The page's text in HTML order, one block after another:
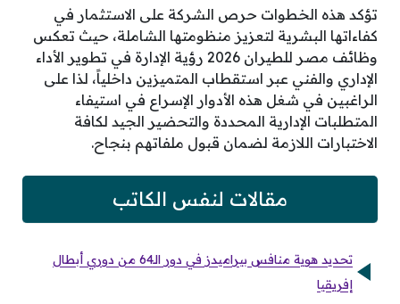
تؤكد هذه الخطوات حرص الشركة على الاستثمار في
كفاءاتها البشرية لتعزيز منظومتها الشاملة، حيث تعكس
وظائف مصر للطيران 2026 رؤية الإدارة في تطوير الأداء
الإداري والفني عبر استقطاب المتميزين داخلياً، لذا على
الراغبين في شغل هذه الأدوار الإسراع في استيفاء
المتطلبات الإدارية المحددة والتحضير الجيد لكافة
الاختبارات اللازمة لضمان قبول ملفاتهم بنجاح.
مقالات لنفس الكاتب
تحديد هوية منافس بيراميدز في دور الـ64 من دوري أبطال
إفريقيا